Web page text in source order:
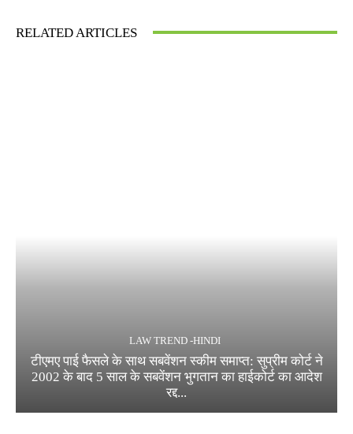
RELATED ARTICLES
LAW TREND -HINDI
टीएमए पाई फैसले के साथ सबवेंशन स्कीम समाप्त: सुप्रीम कोर्ट ने
2002 के बाद 5 साल के सबवेंशन भुगतान का हाईकोर्ट का आदेश
रद्द...